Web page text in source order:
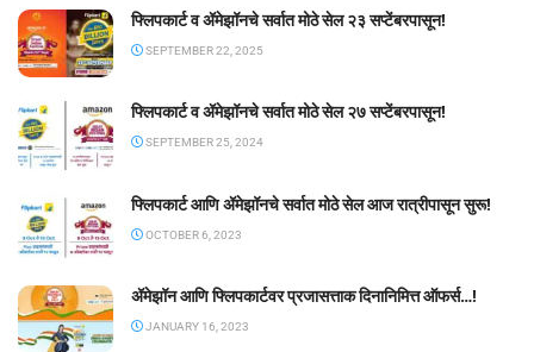
फ्लिपकार्ट व ॲमेझॉनचे सर्वात मोठे सेल २३ सप्टेंबरपासून!
SEPTEMBER 22, 2025
फ्लिपकार्ट व ॲमेझॉनचे सर्वात मोठे सेल २७ सप्टेंबरपासून!
SEPTEMBER 25, 2024
फ्लिपकार्ट आणि ॲमेझॉनचे सर्वात मोठे सेल आज रात्रीपासून सुरू!
OCTOBER 6, 2023
ॲमेझॉन आणि फ्लिपकार्टवर प्रजासत्ताक दिनानिमित्त ऑफर्स…!
JANUARY 16, 2023